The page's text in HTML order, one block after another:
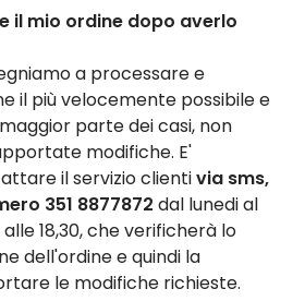
il mio ordine dopo averlo
a processare e
il più velocemente possibile e
parte dei casi, non
modifiche. E'
il servizio clientivia sms,
351 8877872 dal lunedi al
18,30, che verificherà lo
dell'ordine e quindi la
le modifiche richieste.